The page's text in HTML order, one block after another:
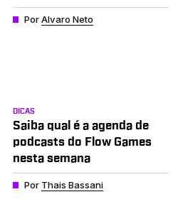
PorAlvaro Neto
DICAS
Saiba qual é a agenda de
podcasts do Flow Games
nesta semana
Por Thais Bassani